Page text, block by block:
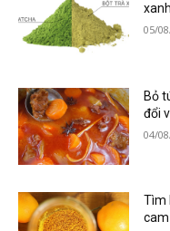
05/
Bỏ
đổi
04/
Tìm